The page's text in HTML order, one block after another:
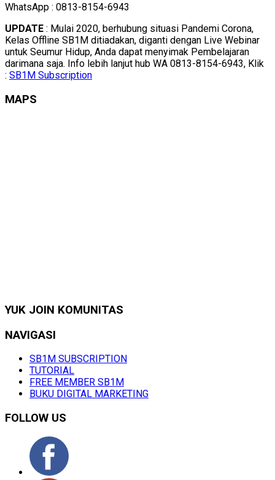
WhatsApp : 0813-8154-6943
UPDATE : Mulai 2020, berhubung situasi Pandemi Corona,
Kelas Offline SB1M ditiadakan, diganti dengan Live Webinar
untuk Seumur Hidup, Anda dapat menyimak Pembelajaran
darimana saja. Info lebih lanjut hub WA 0813-8154-6943, Klik
: SB1M Subscription
MAPS
YUK JOIN KOMUNITAS
NAVIGASI
SB1M SUBSCRIPTION
TUTORIAL
FREE MEMBER SB1M
BUKU DIGITAL MARKETING
FOLLOW US